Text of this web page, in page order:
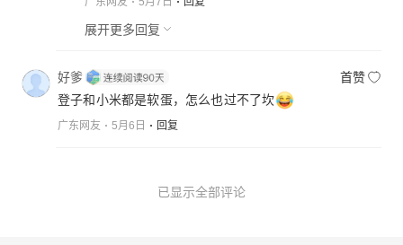
展开更多回复
好爹
首赞
登子和小米都是软蛋，怎么也过不了坎
广东网友 5月6日 回复
已显示全部评论